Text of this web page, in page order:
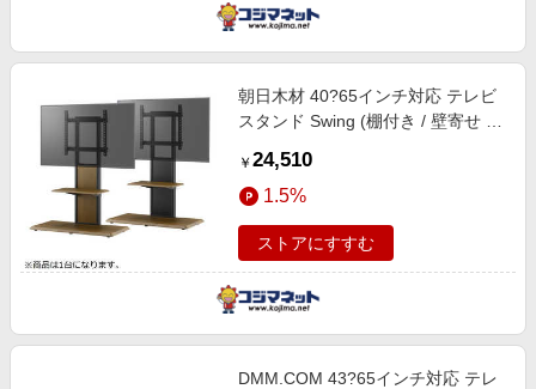
朝日木材 40?65インチ対応 テレビ
スタンド Swing (棚付き / 壁寄せ /
AS-WB850
￥ 24,510
1.5%
ストアにすすむ
DMM.COM 43?65インチ対応 テレ